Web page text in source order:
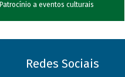
Patrocínio a eventos culturais
Redes Sociais